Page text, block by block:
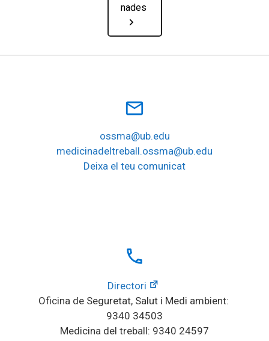
nades
mail_outline
ossma@ub.edu
medicinadeltreball.ossma@ub.edu
Deixa el teu comunicat
local_phone
Directori
Oficina de Seguretat, Salut i Medi ambient:
9340 34503
Medicina del treball: 9340 24597